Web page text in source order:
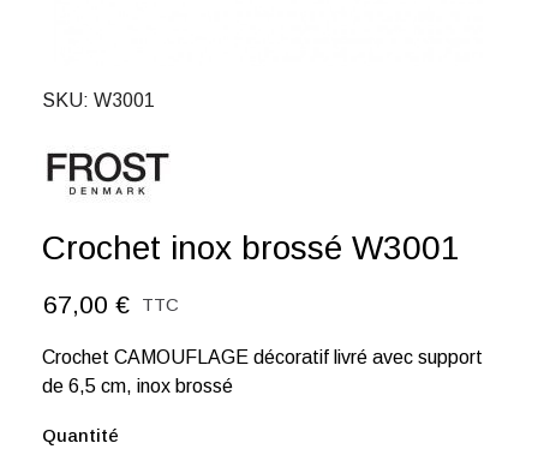
SKU W3001
Crochet inox brossé W3001
67,00 € TTC
Crochet CAMOUFLAGE décoratif livré avec support
de 6,5 cm, inox brossé
Quantité